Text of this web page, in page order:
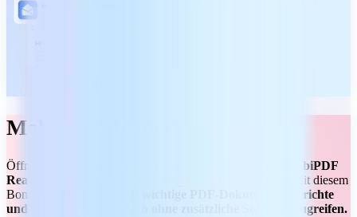
MobiPDF Reader
Öffnen und betrachten Sie PDFs ganz einfach mit dem
MobiPDF
Reader
– der perfekten Ergänzung Ihres Arbeitsablaufs. Mit diesem
Bonustool können Sie
auf wichtige PDF-Dokumente, Berichte
und E-Books ganz einfach ohne zusätzliche Software zugreifen.